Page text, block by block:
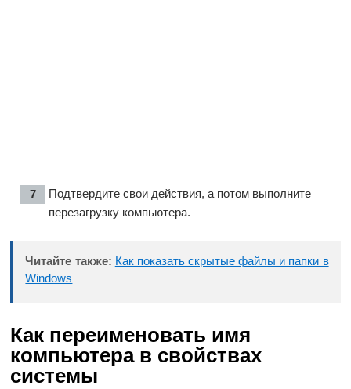
Подтвердите свои действия, а потом выполните
перезагрузку компьютера.
Читайте также: Как показать скрытые файлы и папки в
Windows
Как переименовать имя
компьютера в свойствах
системы